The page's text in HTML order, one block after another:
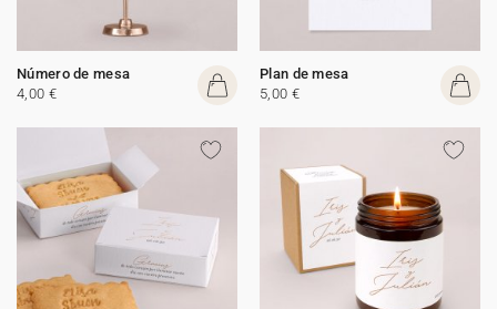
Número de mesa
4,00 €
Plan de mesa
5,00 €